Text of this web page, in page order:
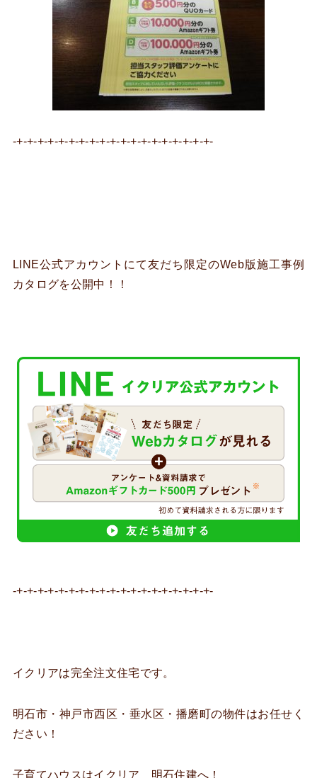
-+-+-+-+-+-+-+-+-+-+-+-+-+-+-+-+-+-+-+-
LINE公式アカウントにて友だち限定のWeb版施工事例
カタログを公開中！！
-+-+-+-+-+-+-+-+-+-+-+-+-+-+-+-+-+-+-+-
イクリアは完全注文住宅です。
明石市・神戸市西区・垂水区・播磨町の物件はお任せく
ださい！
子育てハウスはイクリア 明石住建へ！